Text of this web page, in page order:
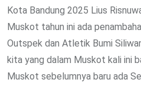
Kota Bandung 2025 Lius
Muskot tahun ini ada
Outspek dan Atletik Bumi
kita yang dalam Muskot kali ini
Muskot sebelumnya baru ada